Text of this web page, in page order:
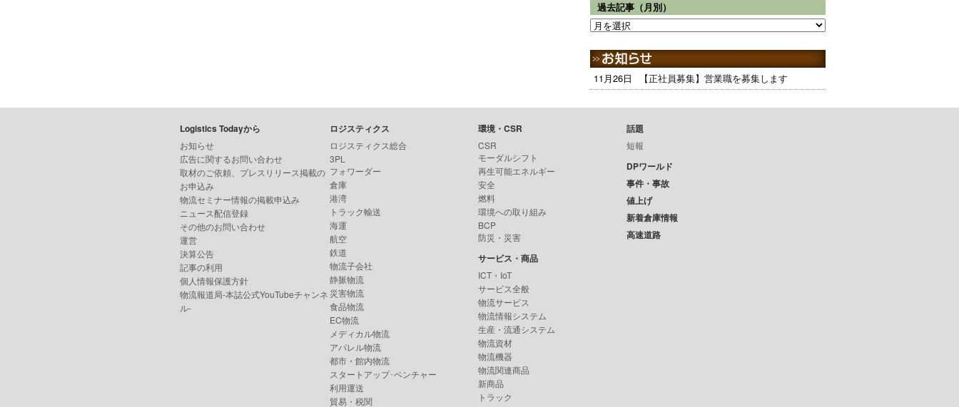
過去記事（月別）
11月26日 【正社員募集】営業職を募集します
Logistics Todayから
お知らせ
広告に関するお問い合わせ
取材のご依頼、プレスリリース掲載の
お申込み
物流セミナー情報の掲載申込み
ニュース配信登録
その他のお問い合わせ
運営
決算公告
記事の利用
個人情報保護方針
物流報道局-本誌公式YouTubeチャンネ
ル-
ロジスティクス
ロジスティクス総合
3PL
フォワーダー
倉庫
港湾
トラック輸送
海運
航空
鉄道
物流子会社
静脈物流
災害物流
食品物流
EC物流
メディカル物流
アパレル物流
都市・館内物流
スタートアップ･ベンチャー
利用運送
貿易・税関
環境・CSR
CSR
モーダルシフト
再生可能エネルギー
安全
燃料
環境への取り組み
BCP
防災・災害
サービス・商品
ICT・IoT
サービス全般
物流サービス
物流情報システム
生産・流通システム
物流資材
物流機器
物流関連商品
新商品
トラック
話題
短報
DPワールド
事件・事故
値上げ
新着倉庫情報
高速道路